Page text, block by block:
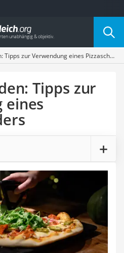
Kategorie
Pizza schneiden: Tipps zur Verwendung eines Pizzaschneiders
Tipps zur
eines